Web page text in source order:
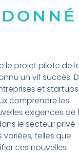
le projet pilote de
un vif succès.
et
comprendre les
exigences de
le secteur privé
variées, telles que
ces nouvelles